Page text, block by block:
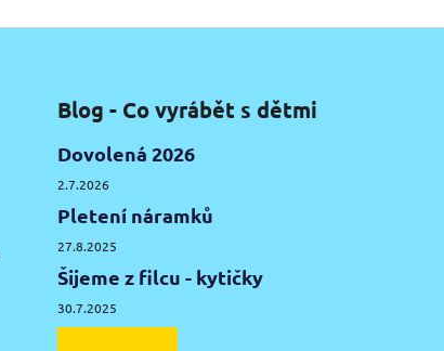
Blog - Co vyrábět s dětmi
Dovolená 2026
2.7.2026
Pletení náramků
27.8.2025
Šijeme z filcu - kytičky
30.7.2025